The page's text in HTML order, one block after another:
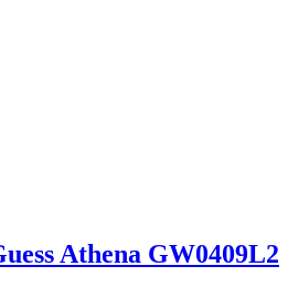
Athena GW0409L2